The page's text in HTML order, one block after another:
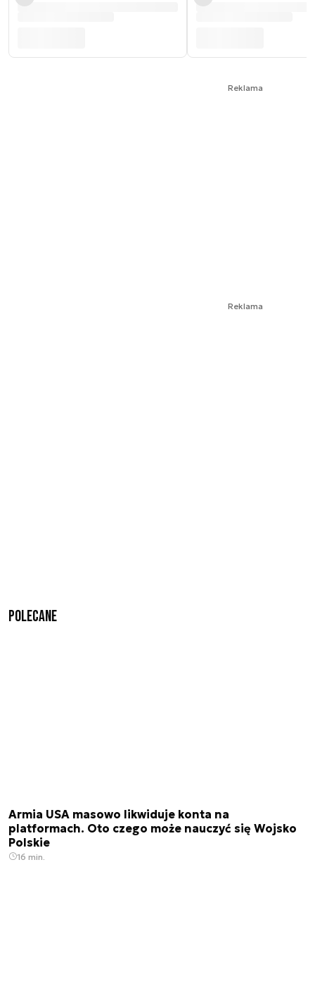
Reklama
Reklama
Polecane
Armia USA masowo likwiduje konta na
platformach. Oto czego może nauczyć się Wojsko
Polskie
16 min.